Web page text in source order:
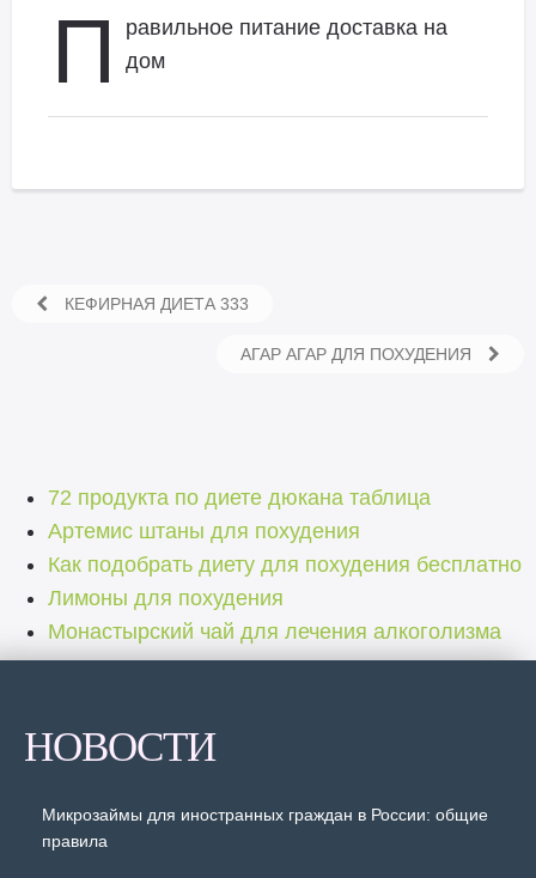
П
равильное питание доставка на
дом
КЕФИРНАЯ ДИЕТА 333
АГАР АГАР ДЛЯ ПОХУДЕНИЯ
72 продукта по диете дюкана таблица
Артемис штаны для похудения
Как подобрать диету для похудения бесплатно
Лимоны для похудения
Монастырский чай для лечения алкоголизма
НОВОСТИ
Микрозаймы для иностранных граждан в России: общие
правила